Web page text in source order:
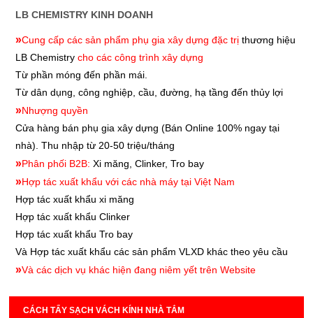
CÁCH TẨY SẠCH VÁCH KÍNH NHÀ TẮM
LB CHEMISTRY KINH DOANH
»Cung cấp các sản phẩm phụ gia xây dựng đặc trị thương hiệu
LB Chemistrycho các công trình xây dựng
Từ phần móng đến phần mái.
Từ dân dụng, công nghiệp, cầu, đường, hạ tầng đến thủy lợi
»Nhượng quyền
Cửa hàng bán phụ gia xây dựng (Bán Online 100% ngay tại
nhà). Thu nhập từ 20-50 triệu/tháng
»Phân phối B2B: Xi măng, Clinker, Tro bay
»Hợp tác xuất khẩu với các nhà máy tại Việt Nam
Hợp tác xuất khẩu xi măng
Hợp tác xuất khẩu Clinker
Hợp tác xuất khẩu Tro bay
Và Hợp tác xuất khẩu các sản phẩm VLXD khác theo yêu cầu
»Và các dịch vụ khác hiện đang niêm yết trên Website